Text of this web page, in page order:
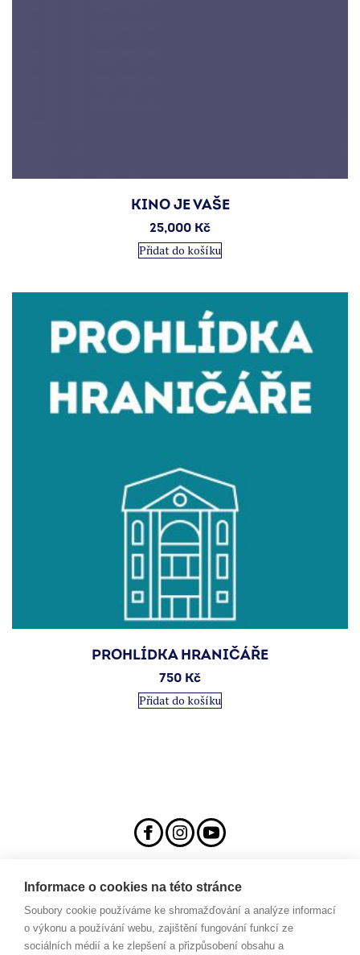
KINO JE VAŠE
25,000 Kč
Přidat do košíku
PROHLÍDKA HRANIČÁŘE
750 Kč
Přidat do košíku
Veřejný sál Hraničář, spolek
Prokopa Diviše 1812/7
400 01 Ústí nad Labem
Informace o cookies na této stránce
Soubory cookie používáme ke shromažďování a analýze informací
o výkonu a používání webu, zajištění fungování funkcí ze
sociálních médií a ke zlepšení a přizpůsobení obsahu a